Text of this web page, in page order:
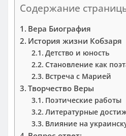
Содержание
Вера Биография
История жизни Кобзаря
Детство и юность
Становление как
Встреча с Марией
Творчество Веры
Поэтические работы
Литературные
Влияние на